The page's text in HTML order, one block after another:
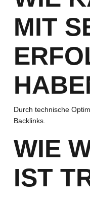
MIT
Durch technische
Backlinks.
WIE
IST